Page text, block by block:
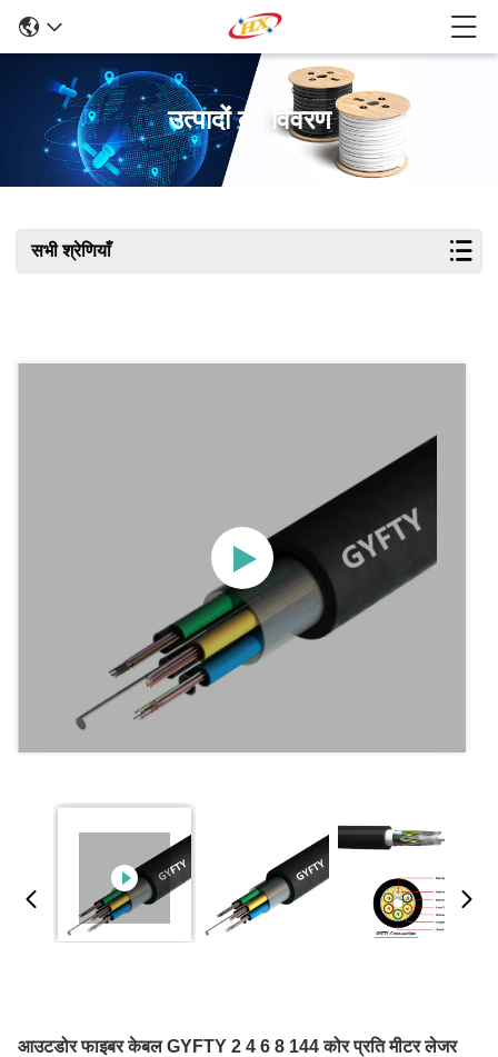
उत्पादों का विवरण
सभी श्रेणियाँ
आउटडोर फाइबर केबल GYFTY 2 4 6 8 144 कोर प्रति मीटर लेजर